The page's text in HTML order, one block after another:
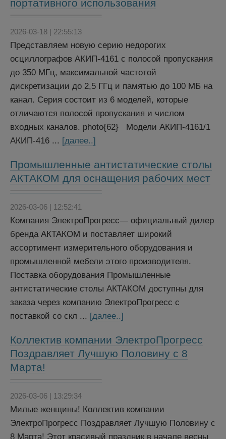
портативного использования
2026-03-18 | 22:55:13
Представляем новую серию недорогих
осциллографов АКИП-4161 с полосой пропускания
до 350 МГц, максимальной частотой
дискретизации до 2,5 ГГц и памятью до 100 МБ на
канал. Серия состоит из 6 моделей, которые
отличаются полосой пропускания и числом
входных каналов. photo{62} Модели АКИП-4161/1
АКИП-416 ... [далее..]
Промышленные антистатические столы
АКТАКОМ для оснащения рабочих мест
2026-03-06 | 12:52:41
Компания ЭлектроПрогресс— официальный дилер
бренда АКТАКОМ и поставляет широкий
ассортимент измерительного оборудования и
промышленной мебели этого производителя.
Поставка оборудования Промышленные
антистатические столы АКТАКОМ доступны для
заказа через компанию ЭлектроПрогресс с
поставкой со скл ... [далее..]
Коллектив компании ЭлектроПрогресс
Поздравляет Лучшую Половину с 8
Марта!
2026-03-06 | 13:29:34
Милые женщины! Коллектив компании
ЭлектроПрогресс Поздравляет Лучшую Половину с
8 Марта! Этот красивый праздник в начале весны